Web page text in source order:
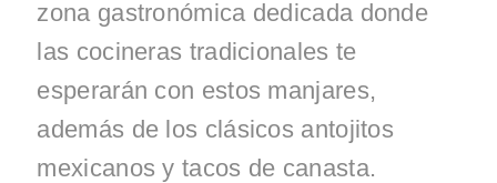
zona gastronómica dedicada donde
las cocineras tradicionales te
esperarán con estos manjares,
además de los clásicos antojitos
mexicanos y tacos de canasta.